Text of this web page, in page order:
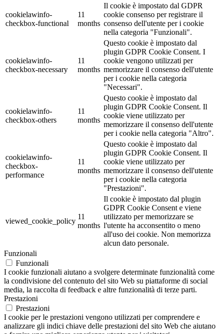
cookielawinfo-
checkbox-functional
11
months
Il cookie è impostato dal GDPR
cookie consenso per registrare il
consenso dell'utente per i cookie
nella categoria "Funzionali".
cookielawinfo-
checkbox-necessary
11
months
Questo cookie è impostato dal
plugin GDPR Cookie Consent. I
cookie vengono utilizzati per
memorizzare il consenso dell'utente
per i cookie nella categoria
"Necessari".
cookielawinfo-
checkbox-others
11
months
Questo cookie è impostato dal
plugin GDPR Cookie Consent. Il
cookie viene utilizzato per
memorizzare il consenso dell'utente
per i cookie nella categoria "Altro".
cookielawinfo-
checkbox-
performance
11
months
Questo cookie è impostato dal
plugin GDPR Cookie Consent. Il
cookie viene utilizzato per
memorizzare il consenso dell'utente
per i cookie nella categoria
"Prestazioni".
viewed_cookie_policy
11
months
Il cookie è impostato dal plugin
GDPR Cookie Consent e viene
utilizzato per memorizzare se
l'utente ha acconsentito o meno
all'uso dei cookie. Non memorizza
alcun dato personale.
Funzionali
Funzionali
I cookie funzionali aiutano a svolgere determinate funzionalità come
la condivisione del contenuto del sito Web su piattaforme di social
media, la raccolta di feedback e altre funzionalità di terze parti.
Prestazioni
Prestazioni
I cookie per le prestazioni vengono utilizzati per comprendere e
analizzare gli indici chiave delle prestazioni del sito Web che aiutano